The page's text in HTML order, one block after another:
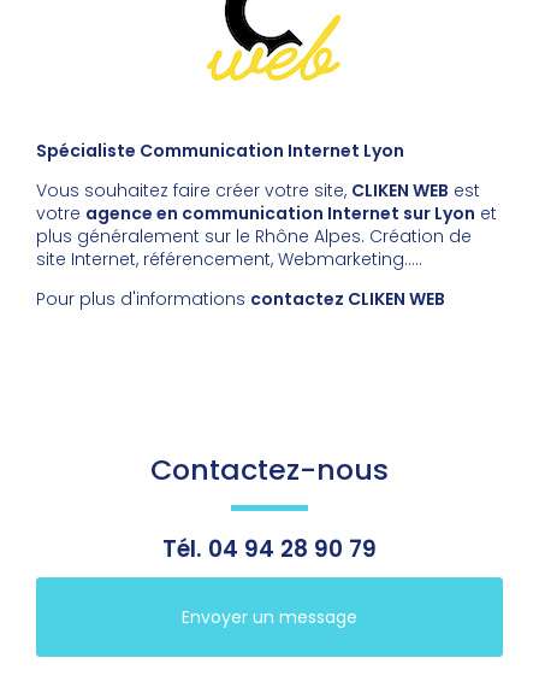
Spécialiste Communication Internet Lyon
Vous souhaitez faire créer votre site, CLIKEN WEB est
votre agence en communication Internet sur Lyon et
plus généralement sur le Rhône Alpes. Création de
site Internet, référencement, Webmarketing…..
Pour plus d'informations contactez CLIKEN WEB
Contactez-nous
Tél. 04 94 28 90 79
Envoyer un message